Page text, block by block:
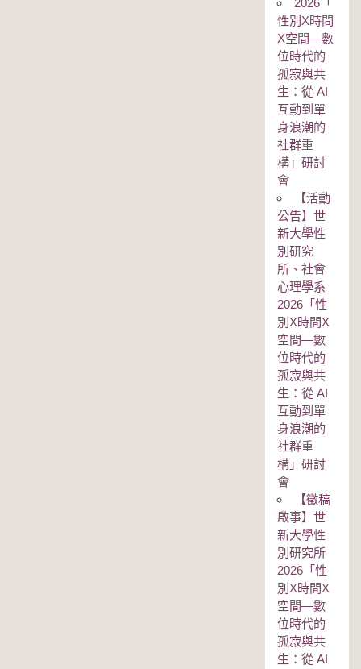
2026「
性別Χ時間
Χ空間—數
位時代的
孤寂與共
生：從 AI
互動到單
身浪潮的
社群重
構」研討
會
【活動
公告】世
新大學性
別研究
所、社會
心理學系
2026「性
別Χ時間Χ
空間—數
位時代的
孤寂與共
生：從 AI
互動到單
身浪潮的
社群重
構」研討
會
【徵稿
啟事】世
新大學性
別研究所
2026「性
別Χ時間Χ
空間—數
位時代的
孤寂與共
生：從 AI